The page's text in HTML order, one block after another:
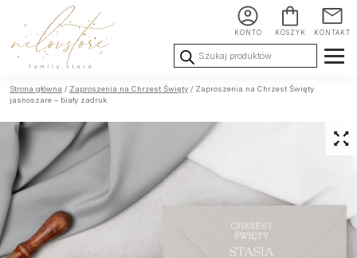
KONTO KOSZYK KONTAKT
Wyszukiwarka
produktów
Ślub i
Wesele
Chrzest i
Urodziny i
Strona główna / Zaproszenia na Chrzest Święty / Zaproszenia na Chrzest Święty
jasnoszare – biały zadruk